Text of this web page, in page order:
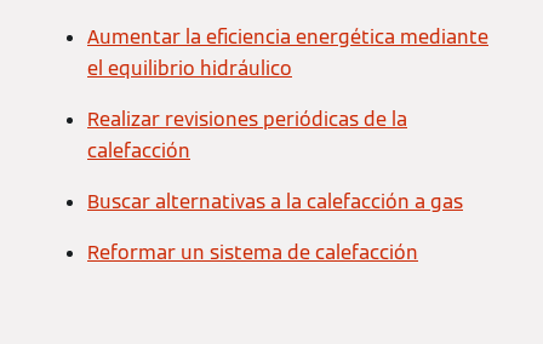
Aumentar la eficiencia energética mediante
el equilibrio hidráulico
Realizar revisiones periódicas de la
calefacción
Buscar alternativas a la calefacción a gas
Reformar un sistema de calefacción